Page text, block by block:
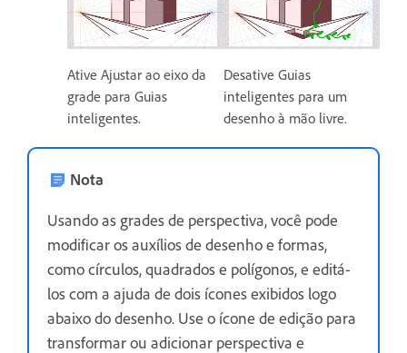
Ative Ajustar ao eixo da
grade para Guias
inteligentes.
Desative Guias
inteligentes para um
desenho à mão livre.
Nota
Usando as grades de perspectiva, você pode
modificar os auxílios de desenho e formas,
como círculos, quadrados e polígonos, e editá-
los com a ajuda de dois ícones exibidos logo
abaixo do desenho. Use o ícone de edição para
transformar ou adicionar perspectiva e